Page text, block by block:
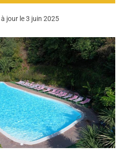
à jour le 3 juin 2025